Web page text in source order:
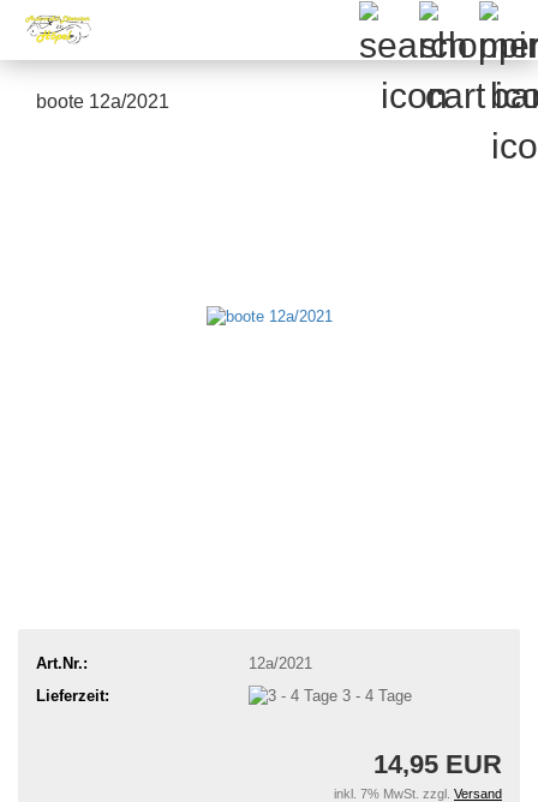
boote 12a/2021
Art.Nr.:
12a/2021
Lieferzeit:
3 - 4 Tage
14,95 EUR
inkl. 7% MwSt. zzgl. Versand